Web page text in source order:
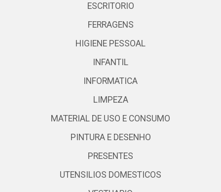
ESCRITORIO
FERRAGENS
HIGIENE PESSOAL
INFANTIL
INFORMATICA
LIMPEZA
MATERIAL DE USO E CONSUMO
PINTURA E DESENHO
PRESENTES
UTENSILIOS DOMESTICOS